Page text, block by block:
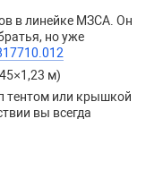
в линейке МЗСА. Он
но уже
м)
тентом или крышкой
вы всегда